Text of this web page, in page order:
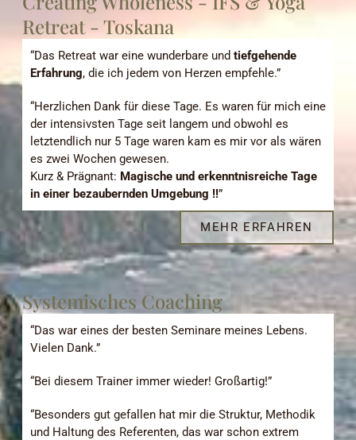
Retreat - Toskana
“Das Retreat war eine wunderbare und tiefgehende
Erfahrung, die ich jedem von Herzen empfehle.”
“Herzlichen Dank für diese Tage. Es waren für mich eine
der intensivsten Tage seit langem und obwohl es
letztendlich nur 5 Tage waren kam es mir vor als wären
es zwei Wochen gewesen.
Kurz & Prägnant: Magische und erkenntnisreiche Tage
in einer bezaubernden Umgebung !!”
MEHR ERFAHREN
Systemisches Coaching
“Das war eines der besten Seminare meines Lebens.
Vielen Dank.”
“Bei diesem Trainer immer wieder! Großartig!”
“Besonders gut gefallen hat mir die Struktur, Methodik
und Haltung des Referenten, das war schon extrem